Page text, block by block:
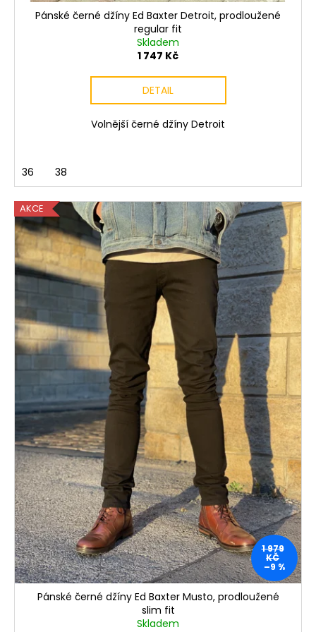
Pánské černé džíny Ed Baxter Detroit, prodloužené
regular fit
Skladem
1 747 Kč
DETAIL
Volnější černé džíny Detroit
36 38
AKCE
1 979
KČ
–9 %
Pánské černé džíny Ed Baxter Musto, prodloužené
slim fit
Skladem